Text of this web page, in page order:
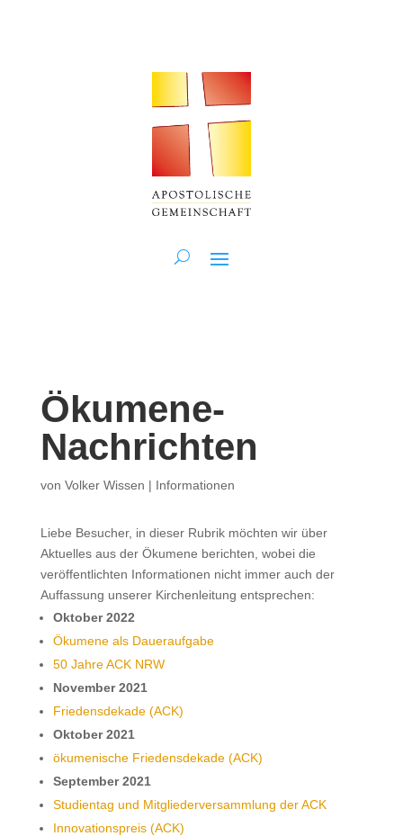
Ökumene-
Nachrichten
von Volker Wissen | Informationen
Liebe Besucher, in dieser Rubrik möchten wir über
Aktuelles aus der Ökumene berichten, wobei die
veröffentlichten Informationen nicht immer auch der
Auffassung unserer Kirchenleitung entsprechen:
Oktober 2022
Ökumene als Daueraufgabe
50 Jahre ACK NRW
November 2021
Friedensdekade (ACK)
Oktober 2021
ökumenische Friedensdekade (ACK)
September 2021
Studientag und Mitgliederversammlung der ACK
Innovationspreis (ACK)